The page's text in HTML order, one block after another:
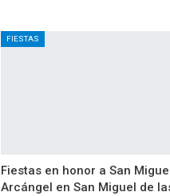
FIESTAS
Fiestas en honor a San
Arcángel en San Miguel de